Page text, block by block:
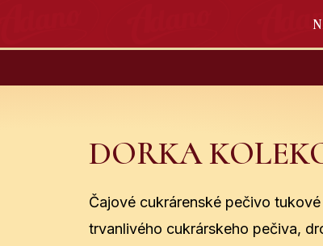
DORKA
Čajové cukrárenské pečivo
trvanlivého cukrárskeho pečiva,